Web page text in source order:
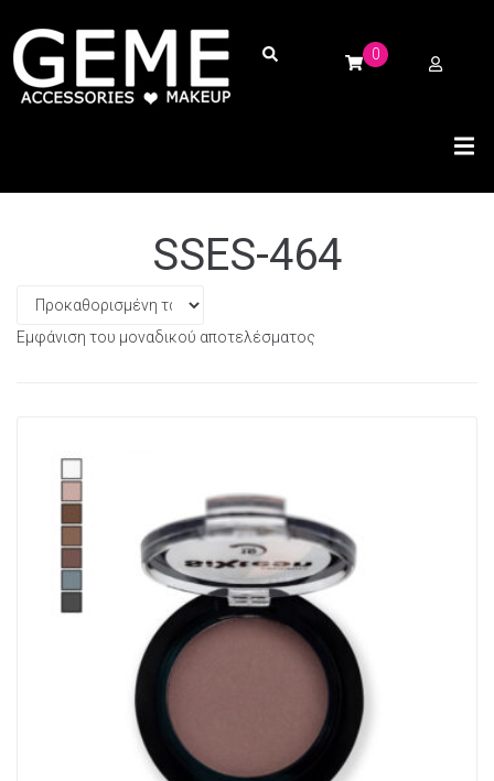
0
SSES-464
Εμφάνιση του μοναδικού αποτελέσματος